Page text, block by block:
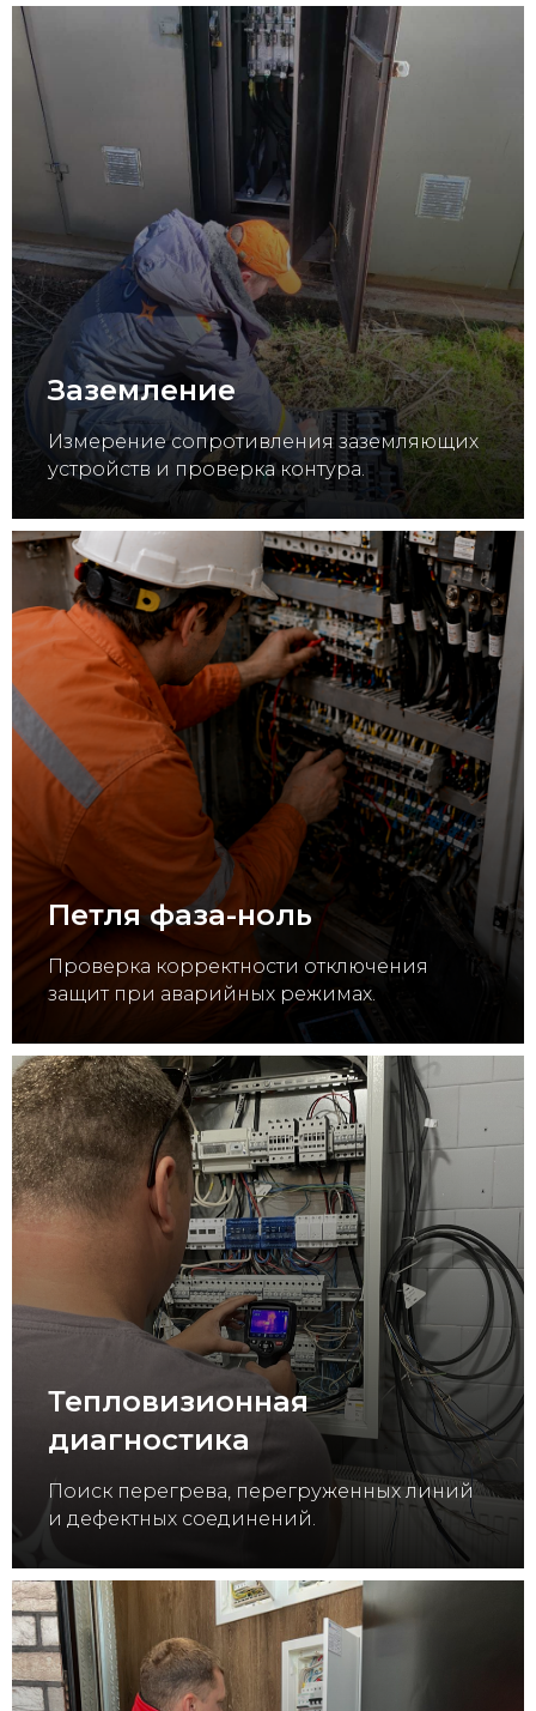
Заземление
Измерение сопротивления заземляющих
устройств и проверка контура.
Петля фаза-ноль
Проверка корректности отключения
защит при аварийных режимах.
Тепловизионная
диагностика
Поиск перегрева, перегруженных линий
и дефектных соединений.